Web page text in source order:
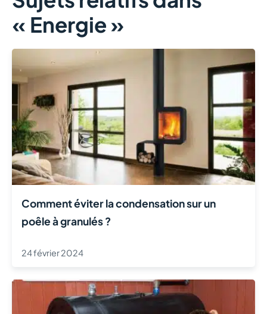
« Energie »
Comment éviter la condensation sur un
poêle à granulés ?
24 février 2024